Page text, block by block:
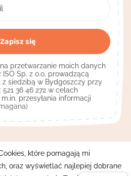

przetwarzanie moich danych
Sp. z o.o. prowadzącą
z siedzibą w Bydgoszczy przy
521 36 46 272 w celach
przesyłania informacji
które pomagają mi
oraz wyświetlać najlepiej dobrane